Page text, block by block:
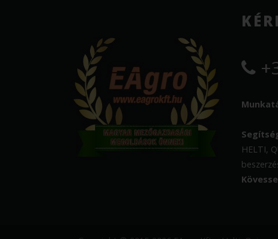
HELTI,